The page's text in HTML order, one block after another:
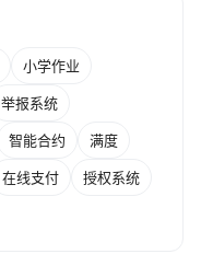
小学作业
举报系统
智能合约 满度
在线支付 授权系统